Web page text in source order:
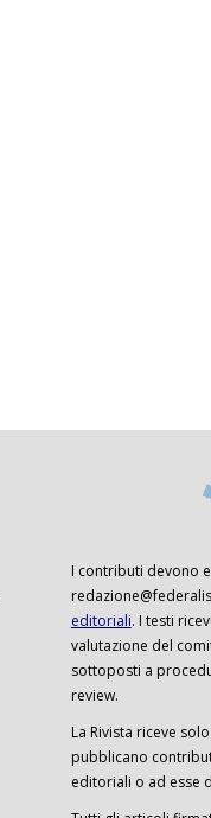
I contributi devono
editoriali. I testi
valutazione del
sottoposti a
review.
La Rivista riceve
pubblicano
editoriali o ad esse